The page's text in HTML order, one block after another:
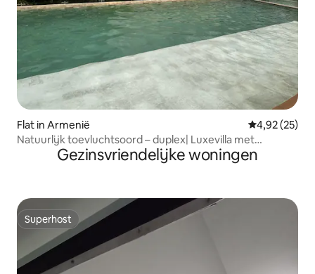
Flat in Armenië Gemiddelde
4,92 (25)
Natuurlijk toevluchtsoord – duplex| Luxevilla met
zwembadGezinsvriendelijke woningen
Superhost
Superhost